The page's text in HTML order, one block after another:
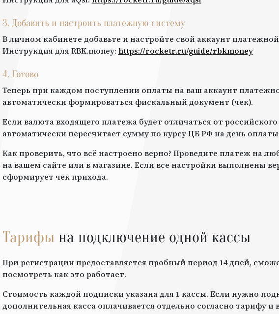
3. Добавить и настроить платежную систему
В личном кабинете добавьте и настройте свой аккаунт
Инструкция дляRBK.money: https://rocketr.ru/guide/rbkmoney
4. Готово
Теперь при каждом поступлении оплаты на ваш аккаунт
автоматически формироваться фискальный документ (чек).
Если валюта входящего платежа будет отличаться от российского
автоматически пересчитает сумму по курсу ЦБ РФ на день
Как проверить, что всё настроено верно? Проведите платеж на
на вашем сайте или в магазине. Если все настройки выполнены
сформирует чек прихода.
Тарифы на подключение одной кассы
При регистрации предоставляется пробный период 14 дней,
посмотреть как это работает.
Стоимость каждой подписки указана для 1 кассы. Если нужно
дополнительная касса оплачивается отдельно согласно тарифу